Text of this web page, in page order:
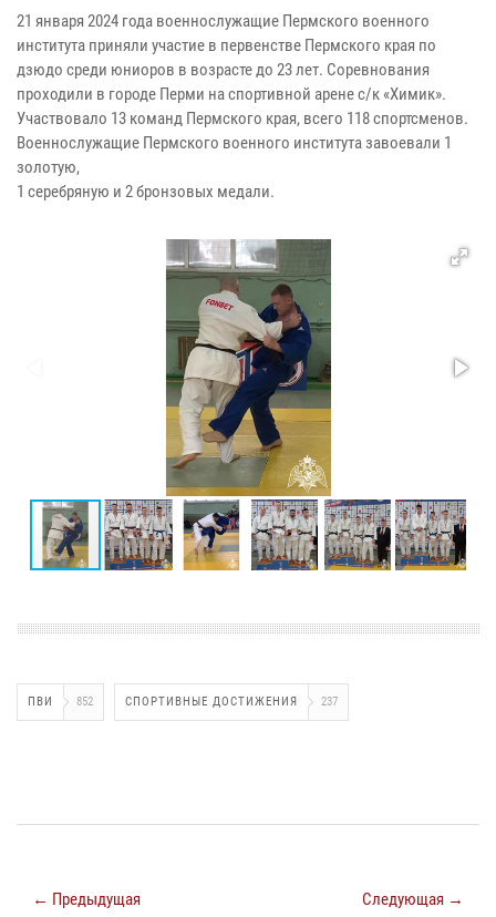
21 января 2024 года военнослужащие Пермского военного
института приняли участие в первенстве Пермского края по
дзюдо среди юниоров в возрасте до 23 лет. Соревнования
проходили в городе Перми на спортивной арене с/к «Химик».
Участвовало 13 команд Пермского края, всего 118 спортсменов.
Военнослужащие Пермского военного института завоевали 1
золотую,
1 серебряную и 2 бронзовых медали.
ПВИ 852 СПОРТИВНЫЕ ДОСТИЖЕНИЯ 237
← Предыдущая Следующая →